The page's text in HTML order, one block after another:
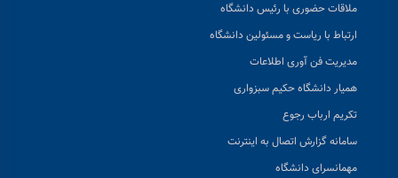
ملاقات حضوری با رئیس دانشگاه
ارتباط با ریاست و مسئولین دانشگاه
مدیریت فن آوری اطلاعات
همیار دانشگاه حکیم سبزواری
تکریم ارباب رجوع
سامانه گزارش اتصال به اینترنت
مهمانسرای دانشگاه